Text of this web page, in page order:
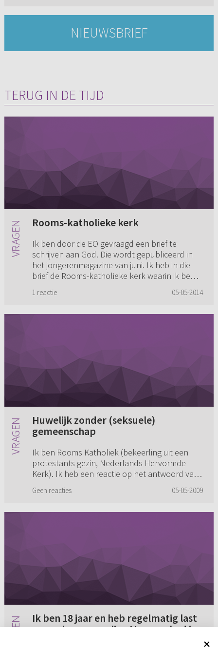
NIEUWSBRIEF
TERUG IN DE TIJD
Rooms-katholieke kerk
Ik ben door de EO gevraagd een brief te
schrijven aan God. Die wordt gepubliceerd in
het jongerenmagazine van juni. Ik heb in die
brief de Rooms-katholieke kerk waarin ik ben
1 reactie 05-05-2014
Huwelijk zonder (seksuele)
gemeenschap
Ik ben Rooms Katholiek (bekeerling uit een
protestants gezin, Nederlands Hervormde
Kerk). Ik heb een reactie op het antwoord van
hieronder B. Ik was 26 t...
Geen reacties 05-05-2009
Ik ben 18 jaar en heb regelmatig last
van geheugenverlies. Vroeger had ik